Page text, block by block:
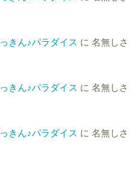
きん♪パラダイス に 名無しさ
きん♪パラダイス に 名無しさ
きん♪パラダイス に 名無しさ